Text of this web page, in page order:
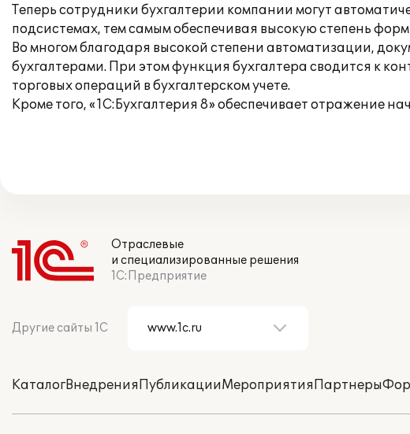
Теперь сотрудники бухгалтерии компании могут
подсистемах, тем самым обеспечивая высокую степень
Во многом благодаря высокой степени автоматизации,
бухгалтерами. При этом функция бухгалтера сводится к
торговых операций в бухгалтерском учете.
Кроме того, «1С:Бухгалтерия 8» обеспечивает отражение
Отраслевые
и специализированные решения
1С:Предприятие
Другие сайты 1С
КаталогВнедренияПубликацииМероприятияПартнеры